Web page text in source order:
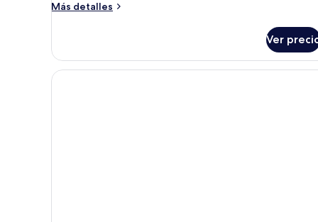
Signature)
Más detalles
Más
1
habitación
(Honeymoon
Ver